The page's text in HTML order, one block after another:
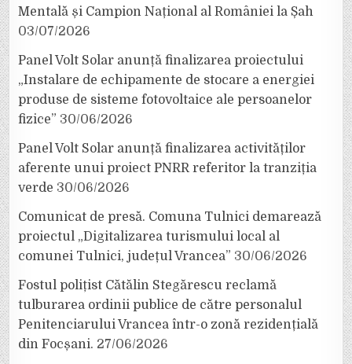
Mentală și Campion Național al României la Șah
03/07/2026
Panel Volt Solar anunță finalizarea proiectului
„Instalare de echipamente de stocare a energiei
produse de sisteme fotovoltaice ale persoanelor
fizice” 30/06/2026
Panel Volt Solar anunță finalizarea activităților
aferente unui proiect PNRR referitor la tranziția
verde 30/06/2026
Comunicat de presă. Comuna Tulnici demarează
proiectul „Digitalizarea turismului local al
comunei Tulnici, județul Vrancea” 30/06/2026
Fostul polițist Cătălin Stegărescu reclamă
tulburarea ordinii publice de către personalul
Penitenciarului Vrancea într-o zonă rezidențială
din Focșani. 27/06/2026